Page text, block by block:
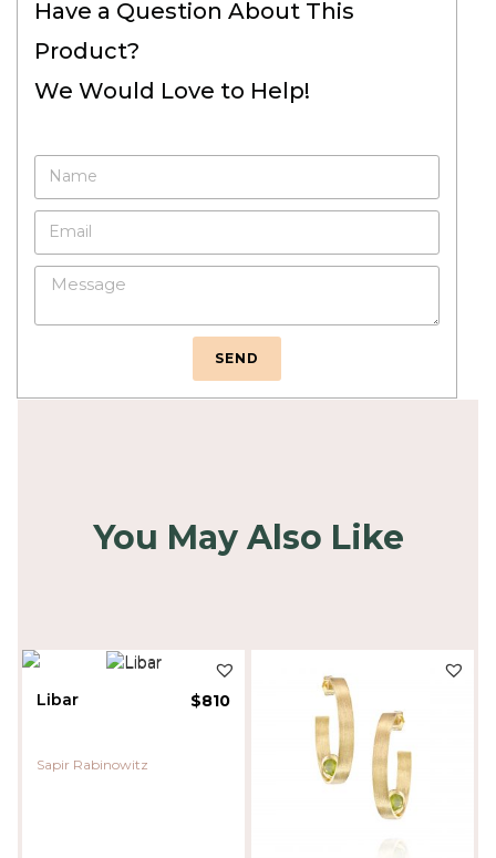
Have a Question About This
Product?
We Would Love to Help!
SEND
You May Also Like
Sapir Rabinowitz
Libar $810